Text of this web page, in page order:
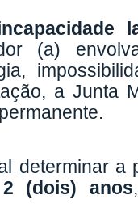
(a)
a Junta
determinar a
(dois) anos